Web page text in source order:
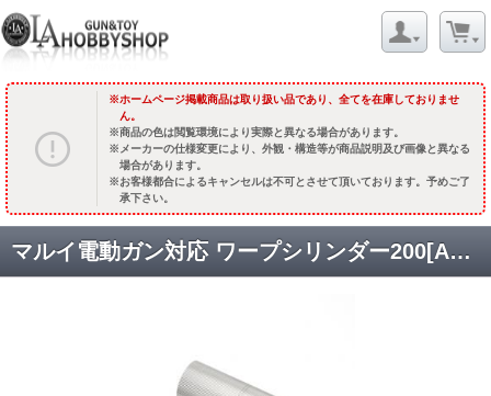
ホームページ掲載商品は取り扱い品であり、全てを在庫しておりませ
ん。
商品の色は閲覧環境により実際と異なる場合があります。
メーカーの仕様変更により、外観・構造等が商品説明及び画像と異なる
場合があります。
お客様都合によるキャンセルは不可とさせて頂いております。予めご了
承下さい。
マルイ電動ガン対応 ワープシリンダー200[AEGW10N] [取寄]